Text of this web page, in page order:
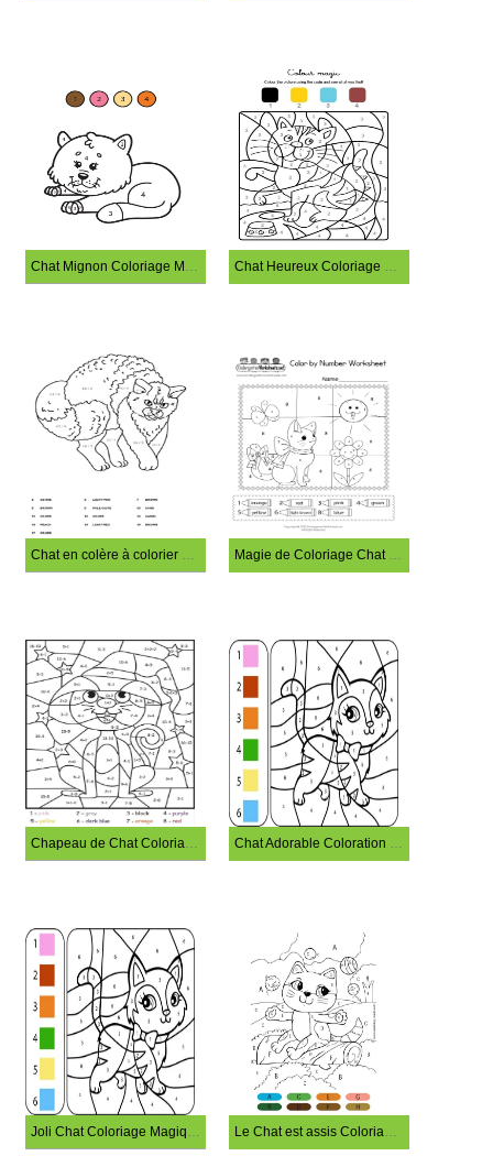
Chat Mignon Coloriage Magique Chat Heureux Coloriage Magique
Chat en colère à colorier par numéro Magie de Coloriage Chat et Fleur
Chapeau de Chat Coloriage Magique Chat Adorable Coloration Magique
Joli Chat Coloriage Magique Le Chat est assis Coloriage Magique